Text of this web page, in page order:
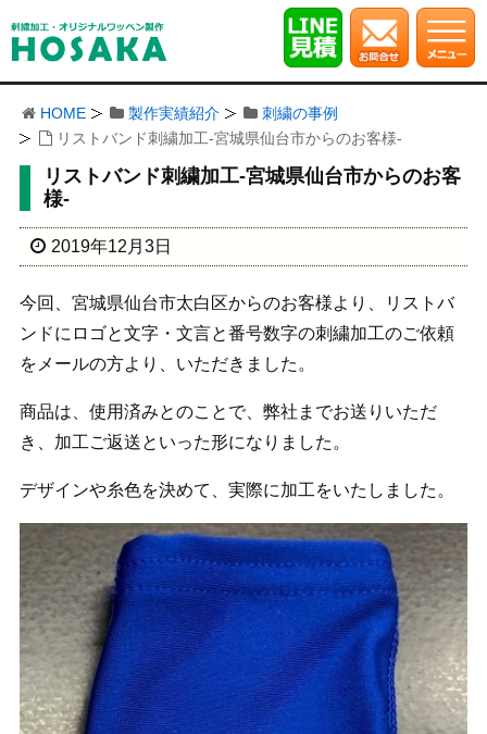
HOME 製作実績紹介
刺繍の事例
リストバンド刺繍加工-宮城県仙台市からのお客様-
リストバンド刺繍加工-宮城県仙台市からのお客
様-
2019年12月3日
今回、宮城県仙台市太白区からのお客様より、リストバ
ンドにロゴと文字・文言と番号数字の刺繍加工のご依頼
をメールの方より、いただきました。
商品は、使用済みとのことで、弊社までお送りいただ
き、加工ご返送といった形になりました。
デザインや糸色を決めて、実際に加工をいたしました。